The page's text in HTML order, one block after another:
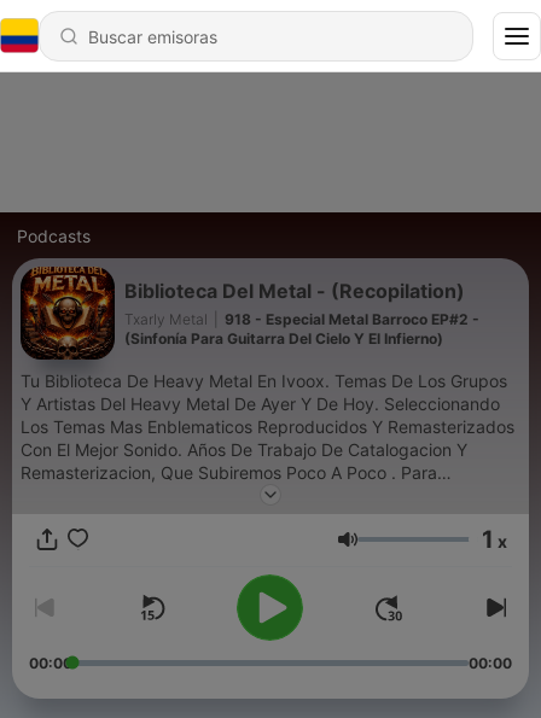
Podcasts
Biblioteca Del Metal - (Recopilation)
Txarly Metal
918 - Especial Metal Barroco EP#2 -
(Sinfonía Para Guitarra Del Cielo Y El Infierno)
Tu Biblioteca De Heavy Metal En Ivoox. Temas De Los Grupos
Y Artistas Del Heavy Metal De Ayer Y De Hoy. Seleccionando
Los Temas Mas Enblematicos Reproducidos Y Remasterizados
Con El Mejor Sonido. Años De Trabajo De Catalogacion Y
Remasterizacion, Que Subiremos Poco A Poco . Para
Convertirse En Tu Biblioteca De Heavy Metal . Subscribete
Volumen 1 x
00:00 00:00